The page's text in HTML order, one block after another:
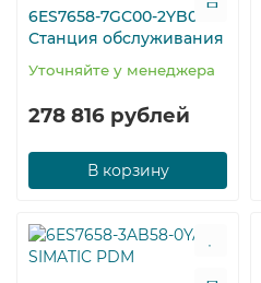
6ES7658-7GC00-2YB0
Станция обслуживания
Уточняйте у менеджера
278 816 рублей
В корзину